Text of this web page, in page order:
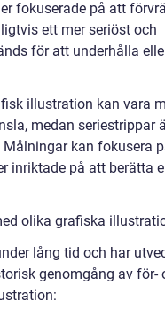
fokuserade på att
ett mer seriöst och
för att underhålla
illustration kan vara
medan seriestrippar
kan fokusera
inriktade på att berätta
olika grafiska
lång tid och har
genomgång av för-